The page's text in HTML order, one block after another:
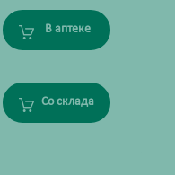
В аптеке
Со склада